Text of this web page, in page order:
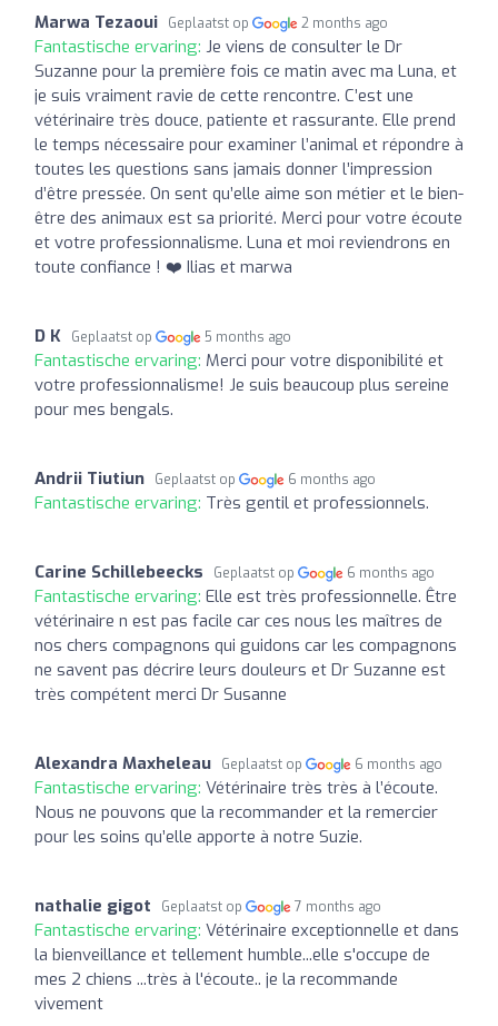
Marwa Tezaoui Geplaatst op 2 months ago
Fantastische ervaring: Je viens de consulter le Dr
Suzanne pour la première fois ce matin avec ma Luna, et
je suis vraiment ravie de cette rencontre. C’est une
vétérinaire très douce, patiente et rassurante. Elle prend
le temps nécessaire pour examiner l’animal et répondre à
toutes les questions sans jamais donner l’impression
d’être pressée. On sent qu’elle aime son métier et le bien-
être des animaux est sa priorité. Merci pour votre écoute
et votre professionnalisme. Luna et moi reviendrons en
toute confiance ! ❤️ Ilias et marwa
D K Geplaatst op 5 months ago
Fantastische ervaring: Merci pour votre disponibilité et
votre professionnalisme! Je suis beaucoup plus sereine
pour mes bengals.
Andrii Tiutiun Geplaatst op 6 months ago
Fantastische ervaring: Très gentil et professionnels.
Carine Schillebeecks Geplaatst op 6 months ago
Fantastische ervaring: Elle est très professionnelle. Être
vétérinaire n est pas facile car ces nous les maîtres de
nos chers compagnons qui guidons car les compagnons
ne savent pas décrire leurs douleurs et Dr Suzanne est
très compétent merci Dr Susanne
Alexandra Maxheleau Geplaatst op 6 months ago
Fantastische ervaring: Vétérinaire très très à l’écoute.
Nous ne pouvons que la recommander et la remercier
pour les soins qu’elle apporte à notre Suzie.
nathalie gigot Geplaatst op 7 months ago
Fantastische ervaring: Vétérinaire exceptionnelle et dans
la bienveillance et tellement humble...elle s'occupe de
mes 2 chiens ...très à l'écoute.. je la recommande
vivement